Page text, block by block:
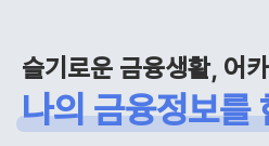
슬기로운 금융생활, 어
나의 금융정보를